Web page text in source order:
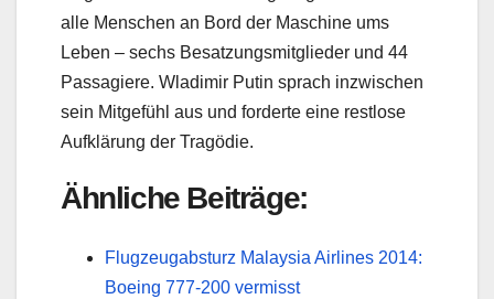
alle Menschen an Bord der Maschine ums
Leben – sechs Besatzungsmitglieder und 44
Passagiere. Wladimir Putin sprach inzwischen
sein Mitgefühl aus und forderte eine restlose
Aufklärung der Tragödie.
Ähnliche Beiträge:
Flugzeugabsturz Malaysia Airlines 2014:
Boeing 777-200 vermisst